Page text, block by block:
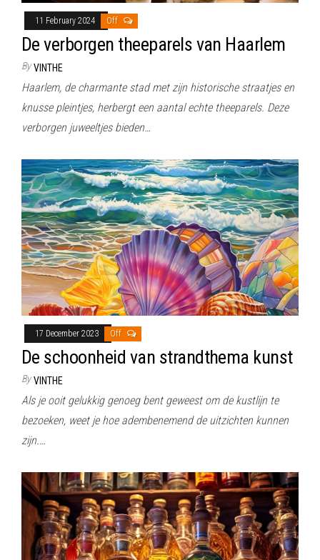
11 February 2024 Off
De verborgen theeparels van Haarlem
By VINTHE
Haarlem, de charmante stad met zijn historische straatjes en
knusse pleintjes, herbergt een aantal echte theeparels. Deze
verborgen juweeltjes bieden…
17 December 2023 Off
De schoonheid van strandthema kunst
By VINTHE
Als je ooit gelukkig genoeg bent geweest om de kustlijn te
bezoeken, weet je hoe adembenemend de uitzichten kunnen
zijn.…